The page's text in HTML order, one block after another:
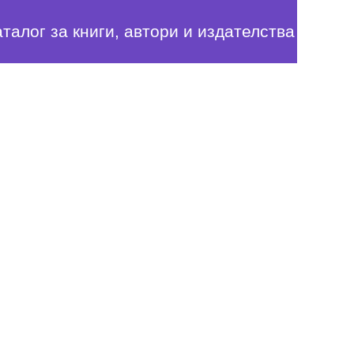
за книги, автори и издателства